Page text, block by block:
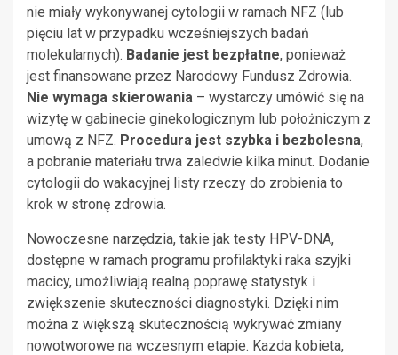
nie miały wykonywanej cytologii w ramach NFZ (lub
pięciu lat w przypadku wcześniejszych badań
molekularnych). Badanie jest bezpłatne, ponieważ
jest finansowane przez Narodowy Fundusz Zdrowia.
Nie wymaga skierowania – wystarczy umówić się na
wizytę w gabinecie ginekologicznym lub położniczym z
umową z NFZ. Procedura jest szybka i bezbolesna,
a pobranie materiału trwa zaledwie kilka minut. Dodanie
cytologii do wakacyjnej listy rzeczy do zrobienia to
krok w stronę zdrowia.
Nowoczesne narzędzia, takie jak testy HPV-DNA,
dostępne w ramach programu profilaktyki raka szyjki
macicy, umożliwiają realną poprawę statystyk i
zwiększenie skuteczności diagnostyki. Dzięki nim
można z większą skutecznością wykrywać zmiany
nowotworowe na wczesnym etapie. Kazda kobieta,